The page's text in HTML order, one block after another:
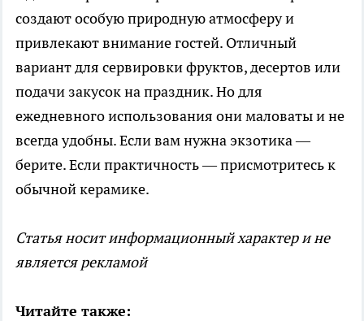
создают особую природную атмосферу и
привлекают внимание гостей. Отличный
вариант для сервировки фруктов, десертов или
подачи закусок на праздник. Но для
ежедневного использования они маловаты и не
всегда удобны. Если вам нужна экзотика —
берите. Если практичность — присмотритесь к
обычной керамике.
Статья носит информационный характер и не
является рекламой
Читайте также: